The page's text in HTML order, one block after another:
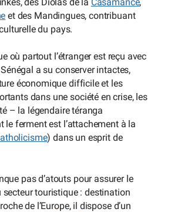
et des Mandingues, contribuant
du pays.
où partout l’étranger est reçu avec
a su conserver intactes,
économique difficile et les
dans une société en crise, les
– la légendaire téranga
le ferment est l’attachement à la
) dans un esprit de
pas d’atouts pour assurer le
secteur touristique : destination
de l’Europe, il dispose d’un